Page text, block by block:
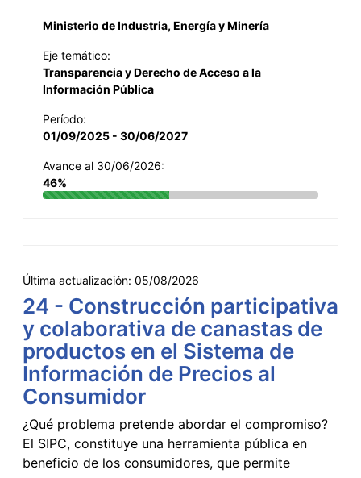
Ministerio de Industria, Energía y Minería
Eje temático:
Transparencia y Derecho de Acceso a la
Información Pública
Período:
01/09/2025 - 30/06/2027
Avance al 30/06/2026:
46%
Última actualización: 05/08/2026
24 - Construcción participativa
y colaborativa de canastas de
productos en el Sistema de
Información de Precios al
Consumidor
¿Qué problema pretende abordar el compromiso?
El SIPC, constituye una herramienta pública en
beneficio de los consumidores, que permite